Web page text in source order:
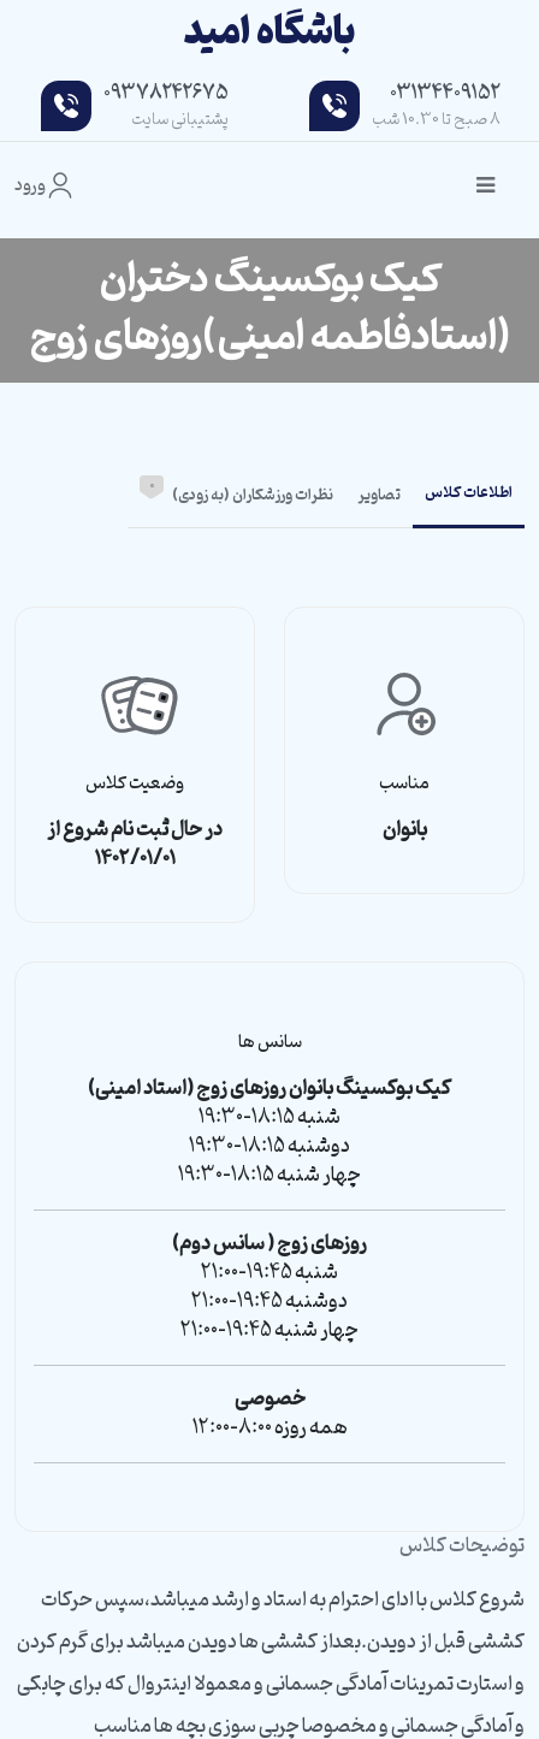
باشگاه امید
03134409152
8 صبح تا 10.30 شب
09378242675
پشتیبانی سایت
ورود
کیک بوکسینگ دختران
(استادفاطمه امینی)روزهای زوج
اطلاعات کلاس تصاویر نظرات ورزشکاران (به زودی) 0
مناسب
بانوان
وضعیت کلاس
در حال ثبت نام شروع از
۱۴۰۲/۰۱/۰۱
سانس ها
کیک بوکسینگ بانوان روزهای زوج (استاد امینی)
شنبه 18:15-19:30
دوشنبه 18:15-19:30
چهار شنبه 18:15-19:30
روزهای زوج ( سانس دوم)
شنبه 19:45-21:00
دوشنبه 19:45-21:00
چهار شنبه 19:45-21:00
خصوصی
همه روزه 8:00-12:00
توضیحات کلاس
شروع کلاس با ادای احترام به استاد و ارشد میباشد،سپس حرکات
کششی قبل از دویدن.بعداز کششی ها دویدن میباشد برای گرم کردن
و استارت تمرینات آمادگی جسمانی و معمولا اینتروال که برای چابکی
و آمادگی جسمانی و مخصوصا چربی سوزی بچه ها مناسب